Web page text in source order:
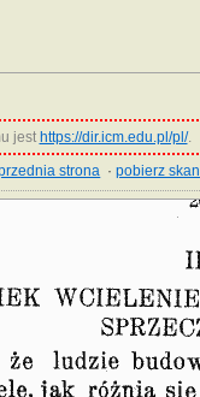
jest https://dir.icm.edu.pl/pl/.
strona ·pobierz skan